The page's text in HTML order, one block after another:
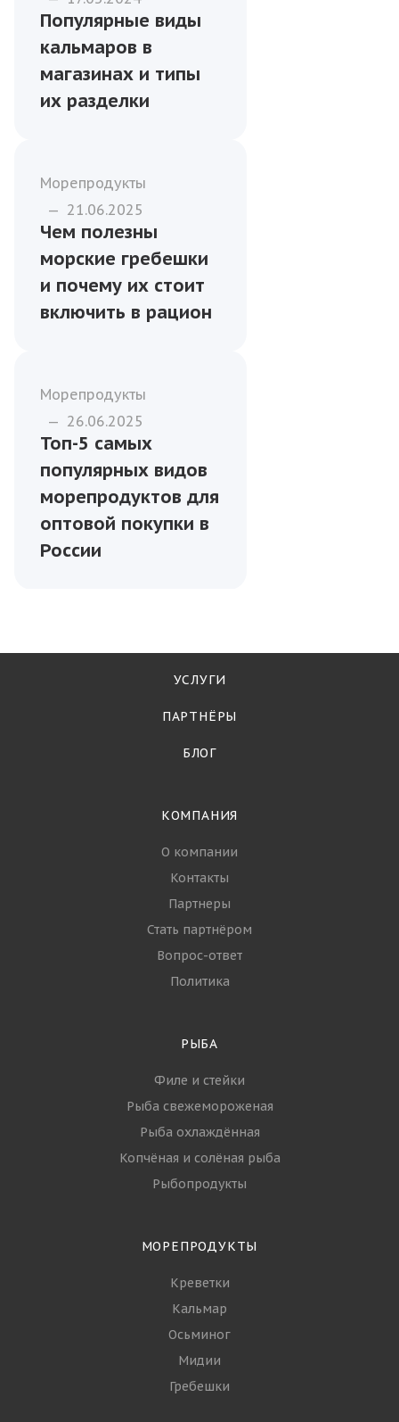
— 06.01.2026
Как формировать
меню из рыбы и
морепродуктов для
Морепродукты
— 17.03.2024
Популярные виды
кальмаров в
Морепродукты
— 21.06.2025
Чем полезны
морские гребешки
и почему их стоит
Морепродукты
популярных видов
морепродуктов для
УСЛУГИ
КОМПАНИЯ
О компании
Контакты
Партнеры
Стать партнёром
Филе и стейки
Рыба свежемороженая
Рыба охлаждённая